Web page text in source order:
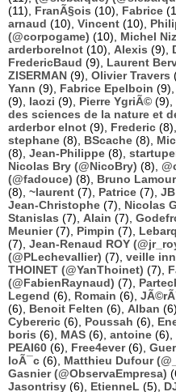
(11), FranÃ§ois (10), Fabrice
arnaud (10), Vincent (10),
(@corpogame) (10), Michel
arderborelnot (10), Alexis (9),
FredericBaud (9), Laurent
ZISERMAN (9), Olivier Travers
Yann (9), Fabrice Epelboin (9),
(9), laozi (9), Pierre YgriÃ© (9),
des sciences de la nature et
arderbor elnot (9), Frederic (8),
stephane (8), BScache (8),
(8), Jean-Philippe (8),
Nicolas Bry (@NicoBry) (8),
(@fadouce) (8), Bruno
(8), ~laurent (7), Patrice (7), JB
Jean-Christophe (7), Nicolas
Stanislas (7), Alain (7),
Meunier(7), Pimpin (7),
(7), Jean-Renaud ROY
(@PLechevallier) (7), veille
THOINET (@YanThoinet) (7),
(@FabienRaynaud) (7),
Legend (6), Romain (6),
(6), Benoit Felten (6), Alban
Cybereric (6), Poussah (6),
boris (6), MAS (6), antoine (6),
PEAI60 (6), Free4ever(6),
loÃ¯c (6), Matthieu Dufour
Gasnier (@ObservaEmpresa)
Jasontrisy (6), EtienneL (5),